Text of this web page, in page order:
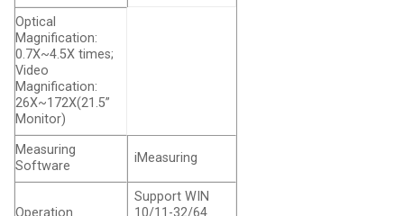
Optical
Magnification:
0.7X~4.5X times;
Video
Magnification:
26X~172X(21.5”
Monitor)
Measuring
Software
iMeasuring
Operation
Support WIN
10/11-32/64